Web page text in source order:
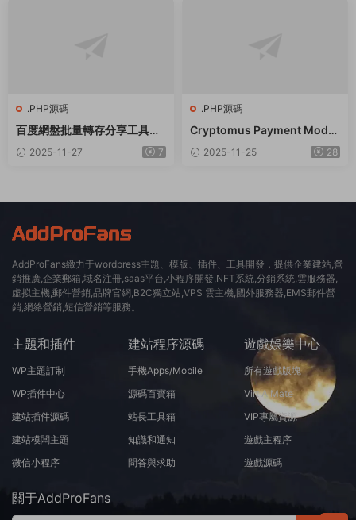
.PHP源碼
百度網盤批量轉存分享工具：
BaiduPanFilesTransfers 2.
8.2
2025-11-27 7
.PHP源碼
Cryptomus Payment Modul
e for Smartpanel
2025-11-25 28
AddProFans緻力于wordpress主題、模版、插件、工具開發，提供企業建站,營
銷推廣,企業郵箱,域名注冊,saas平台,小程序開發,NFT系統,分銷系統,雲服務器,
虛拟主機,郵件營銷,品牌官網,B2C獨立站,VPS 雲主機,國外服務器,EMS郵件營
銷,網絡營銷,短信營銷等服務。
主題和插件
WP主題訂制
WP插件中心
建站插件源碼
建站模闆主題
微信小程序
建站程序源碼
手機Apps/Mobile
源碼百寶箱
站長工具箱
知識和通知
問答與求助
遊戲娛樂中心
所有遊戲版塊
Virt A Mate
VIP專屬資源
遊戲主程序
遊戲源碼
關于AddProFans